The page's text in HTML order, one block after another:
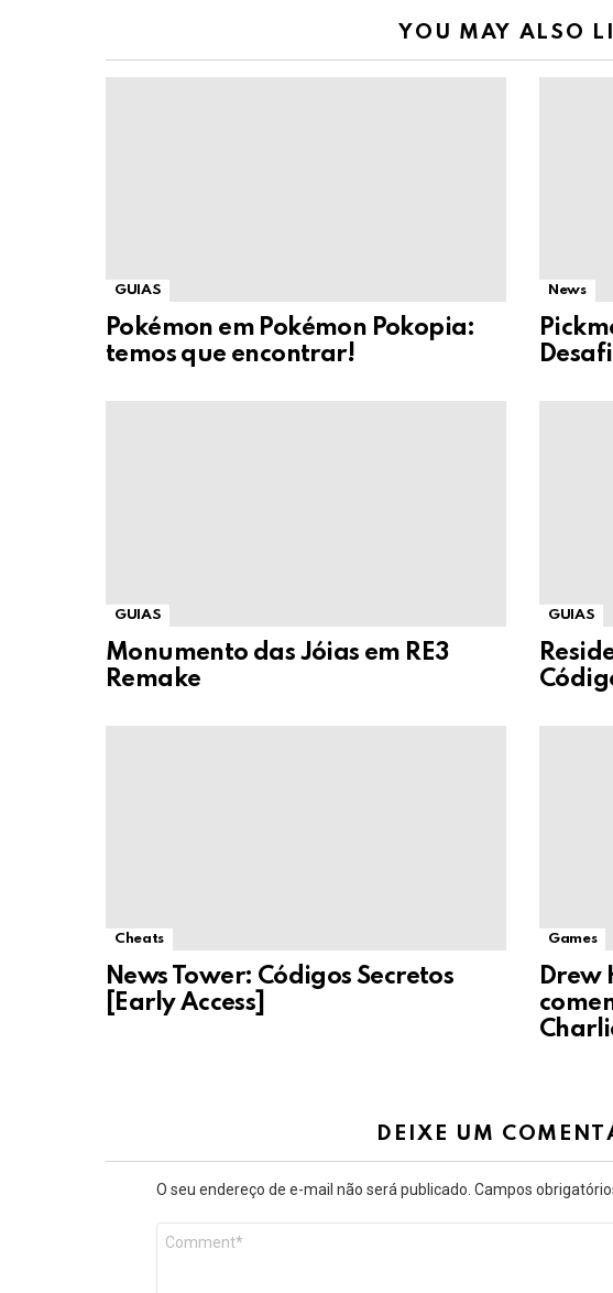
YOU MAY ALSO
GUIAS
Pokémon em Pokémon Pokopia:
temos que encontrar!
News
GUIAS
Monumento das Jóias em RE3
Remake
GUIAS
Cheats
News Tower: Códigos Secretos
[Early Access]
Games
Drew
DEIXE UM
O seu endereço de e-mail não será publicado. Campos